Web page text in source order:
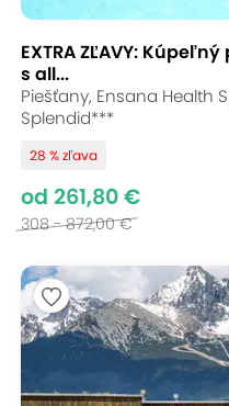
EXTRA ZĽAVY:
s all...
Piešťany, Ensana Health
Splendid***
28 % zľava
od 261,80 €
308 - 872,00 €